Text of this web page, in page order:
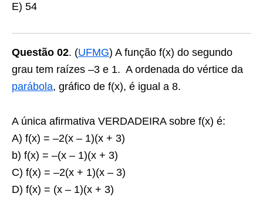
E) 54
Questão 02. (UFMG) A função f(x) do segundo
grau tem raízes –3 e 1. A ordenada do vértice da
parábola, gráfico de f(x), é igual a 8.
A única afirmativa VERDADEIRA sobre f(x) é:
A) f(x) = –2(x – 1)(x + 3)
b) f(x) = –(x – 1)(x + 3)
C) f(x) = –2(x + 1)(x – 3)
D) f(x) = (x – 1)(x + 3)